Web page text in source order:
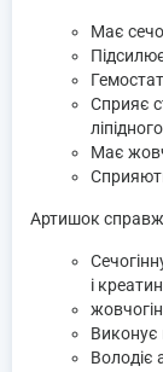
Має
Сприяє
Має
Артишок
і
Виконує
Володіє